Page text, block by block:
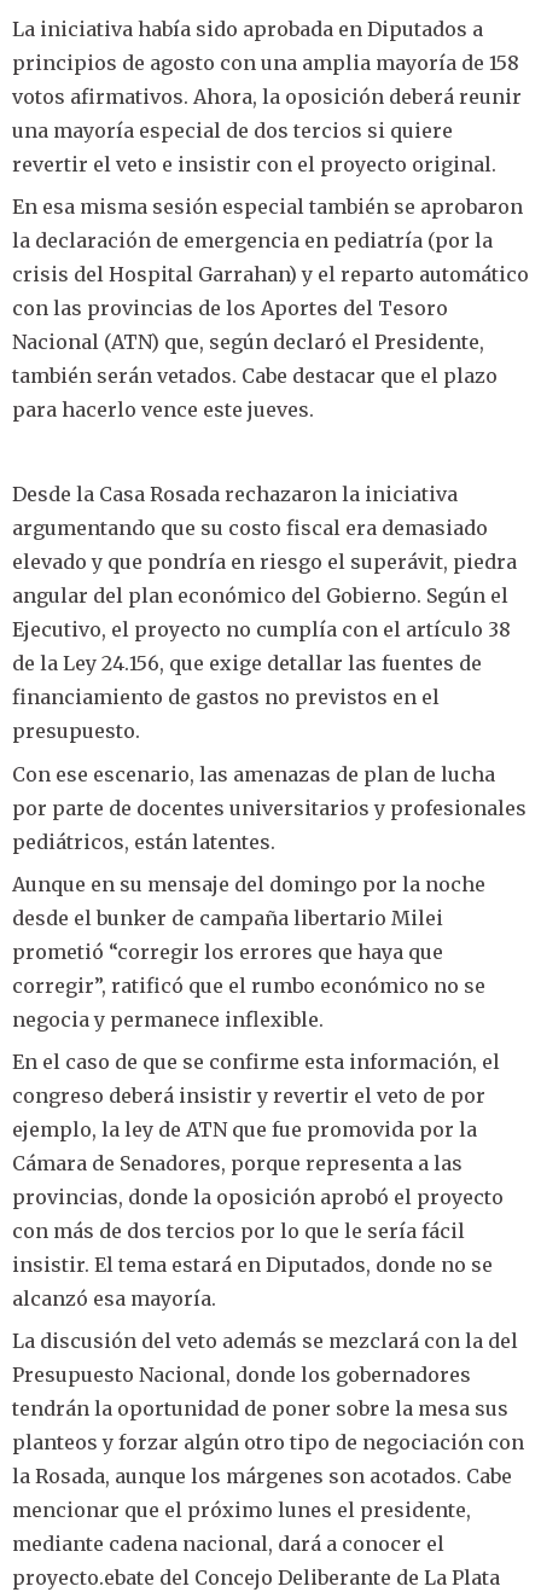
La iniciativa había sido aprobada en Diputados a
principios de agosto con una amplia mayoría de 158
votos afirmativos. Ahora, la oposición deberá reunir
una mayoría especial de dos tercios si quiere
revertir el veto e insistir con el proyecto original.
En esa misma sesión especial también se aprobaron
la declaración de emergencia en pediatría (por la
crisis del Hospital Garrahan) y el reparto automático
con las provincias de los Aportes del Tesoro
Nacional (ATN) que, según declaró el Presidente,
también serán vetados. Cabe destacar que el plazo
para hacerlo vence este jueves.
Desde la Casa Rosada rechazaron la iniciativa
argumentando que su costo fiscal era demasiado
elevado y que pondría en riesgo el superávit, piedra
angular del plan económico del Gobierno. Según el
Ejecutivo, el proyecto no cumplía con el artículo 38
de la Ley 24.156, que exige detallar las fuentes de
financiamiento de gastos no previstos en el
presupuesto.
Con ese escenario, las amenazas de plan de lucha
por parte de docentes universitarios y profesionales
pediátricos, están latentes.
Aunque en su mensaje del domingo por la noche
desde el bunker de campaña libertario Milei
prometió “corregir los errores que haya que
corregir”, ratificó que el rumbo económico no se
negocia y permanece inflexible.
En el caso de que se confirme esta información, el
congreso deberá insistir y revertir el veto de por
ejemplo, la ley de ATN que fue promovida por la
Cámara de Senadores, porque representa a las
provincias, donde la oposición aprobó el proyecto
con más de dos tercios por lo que le sería fácil
insistir. El tema estará en Diputados, donde no se
alcanzó esa mayoría.
La discusión del veto además se mezclará con la del
Presupuesto Nacional, donde los gobernadores
tendrán la oportunidad de poner sobre la mesa sus
planteos y forzar algún otro tipo de negociación con
la Rosada, aunque los márgenes son acotados. Cabe
mencionar que el próximo lunes el presidente,
mediante cadena nacional, dará a conocer el
proyecto.ebate del Concejo Deliberante de La Plata